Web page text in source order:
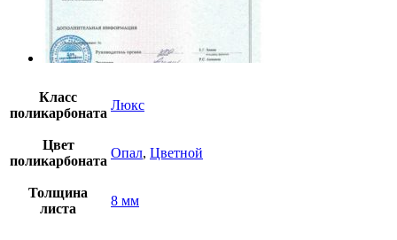
Класс
поликарбоната
Люкс
Цвет
поликарбоната
Опал, Цветной
Толщина
листа
8 мм